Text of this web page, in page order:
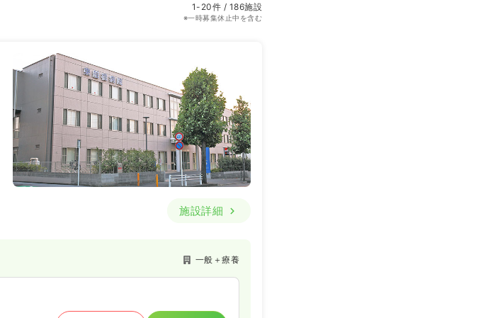
1-20件 / 186施設
※一時募集休止中を含む
施設詳細
一般＋療養